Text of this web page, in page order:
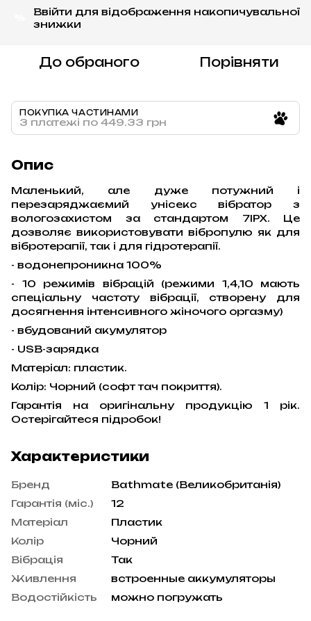
Ввійти для відображення накопичувальної
знижки
До обраного Порівняти
ПОКУПКА ЧАСТИНАМИ
3 платежі по 449.33 грн
Опис
Маленький, але дуже потужний і
перезаряджаємий унісекс вібратор з
вологозахистом за стандартом 7IPX. Це
дозволяє використовувати вібропулю як для
вібротерапії, так і для гідротерапії.
- водонепроникна 100%
- 10 режимів вібрацій (режими 1,4,10 мають
спеціальну частоту вібрації, створену для
досягнення інтенсивного жіночого оргазму)
- вбудований акумулятор
- USB-зарядка
Матеріал: пластик.
Колір: Чорний (софт тач покриття).
Гарантія на оригінальну продукцію 1 рік.
Остерігайтеся підробок!
Характеристики
Бренд
Bathmate (Великобританія)
Гарантія (міс.)
12
Матеріал
Пластик
Колір
Чорний
Вібрація
Так
Живлення
встроенные аккумуляторы
Водостійкість
можно погружать